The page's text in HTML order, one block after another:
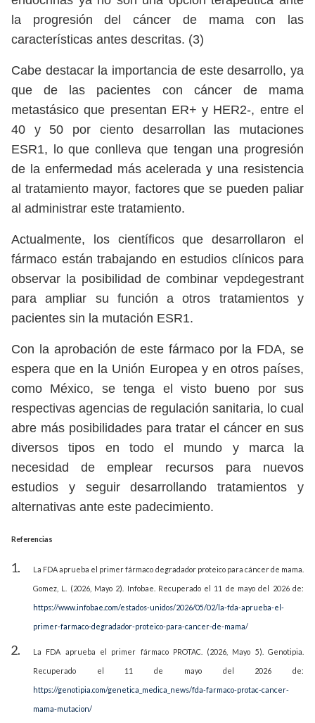
la progresión del cáncer de mama con las
características antes descritas. (3)
Cabe destacar la importancia de este desarrollo, ya
que de las pacientes con cáncer de mama
metastásico que presentan ER+ y HER2-, entre el
40 y 50 por ciento desarrollan las mutaciones
ESR1, lo que conlleva que tengan una progresión
de la enfermedad más acelerada y una resistencia
al tratamiento mayor, factores que se pueden paliar
al administrar este tratamiento.
Actualmente, los científicos que desarrollaron el
fármaco están trabajando en estudios clínicos para
observar la posibilidad de combinar vepdegestrant
para ampliar su función a otros tratamientos y
pacientes sin la mutación ESR1.
Con la aprobación de este fármaco por la FDA, se
espera que en la Unión Europea y en otros países,
como México, se tenga el visto bueno por sus
respectivas agencias de regulación sanitaria, lo cual
abre más posibilidades para tratar el cáncer en sus
diversos tipos en todo el mundo y marca la
necesidad de emplear recursos para nuevos
estudios y seguir desarrollando tratamientos y
alternativas ante este padecimiento.
Referencias
La FDA aprueba el primer fármaco degradador proteico para cáncer de mama.
Gomez, L. (2026, Mayo 2). Infobae. Recuperado el 11 de mayo del 2026 de:
https://www.infobae.com/estados-unidos/2026/05/02/la-fda-aprueba-el-
primer-farmaco-degradador-proteico-para-cancer-de-mama/
La FDA aprueba el primer fármaco PROTAC. (2026, Mayo 5). Genotipia.
Recuperado el 11 de mayo del 2026 de:
https://genotipia.com/genetica_medica_news/fda-farmaco-protac-cancer-
mama-mutacion/